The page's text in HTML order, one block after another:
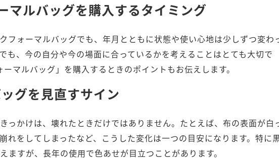
マルバッグを購入するタイミング
フォーマルバッグでも、年月とともに状態や使い心地は少しずつ変わ
も、今の自分や今の場面に合っているかを考えることはとても大切で
マルバッグ」を購入するときのポイントもお伝えします。
グを見直すサイン
っかけは、壊れたときだけではありません。たとえば、布の表面が白
れをしてしまったなど、こうした変化は一つの目安になります。特に
ますが、長年の使用で色あせが目立つことがあります。